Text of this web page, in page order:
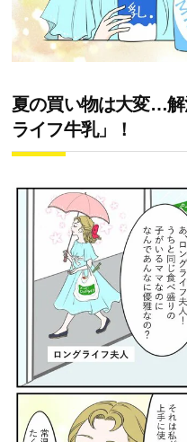
夏の買い物は大変…
ライフ牛乳」！